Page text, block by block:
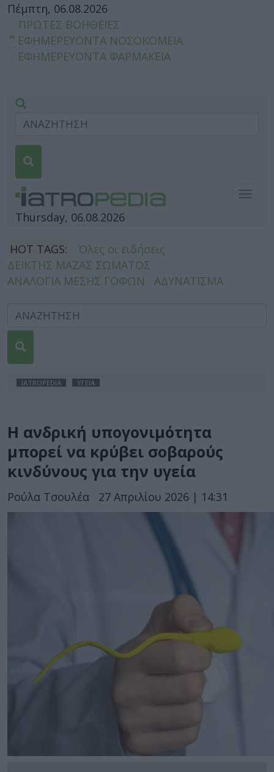
Πέμπτη, 06.08.2026
ΠΡΩΤΕΣ ΒΟΗΘΕΙΕΣ
ΕΦΗΜΕΡΕΥΟΝΤΑ ΝΟΣΟΚΟΜΕΙΑ
ΕΦΗΜΕΡΕΥΟΝΤΑ ΦΑΡΜΑΚΕΙΑ
Thursday, 06.08.2026
HOT TAGS:
Όλες οι ειδήσεις
ΔΕΙΚΤΗΣ ΜΑΖΑΣ ΣΩΜΑΤΟΣ
ΑΝΑΛΟΓΙΑ ΜΕΣΗΣ ΓΟΦΩΝ
ΑΔΥΝΑΤΙΣΜΑ
IATROPEDIA ΥΓΕΙΑ
Η ανδρική υπογονιμότητα
μπορεί να κρύβει σοβαρούς
κινδύνους για την υγεία
Ρούλα Τσουλέα 27 Απριλίου 2026 | 14:31